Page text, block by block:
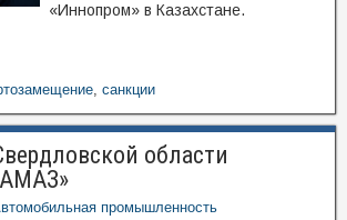
«Иннопром» в Казахстане.
, санкции
области
промышленность